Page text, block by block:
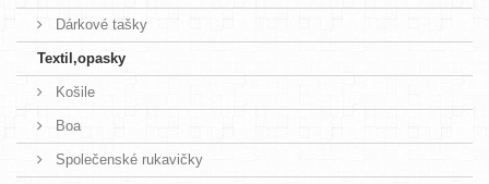
Dárkové tašky
Textil,opasky
Košile
Boa
Společenské rukavičky